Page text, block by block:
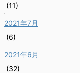
(11)
2021年7月
(6)
2021年6月
(32)